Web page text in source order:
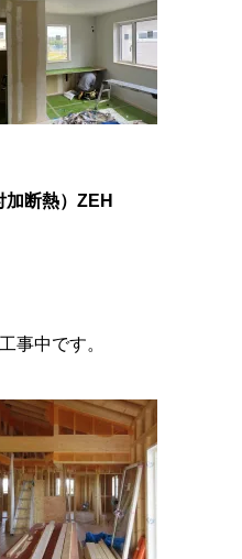
断熱）ZEH
事中です。